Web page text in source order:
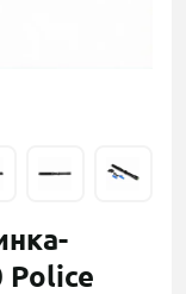
Police